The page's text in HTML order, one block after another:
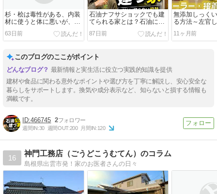
杉・桧は毒性がある、内装
材に使うと体に悪いが、構
造材に使おう
63日前
石油ナフサショックでも建
てられる家とは？石油に頼
らない設計
87日前
無添加しっく
る方法～左官
11ヶ月前
このブログのここがポイント
最新情報と実生活に役立つ実践的知識を提供
建材や食品に関わる意外なポイントや選び方を丁寧に解説し、安心安全な
暮らしをサポートします。換気や成分表示など、知らないと損する情報も
満載です。
466745 2
週間IN:30 週間OUT:200 月間IN:120
16
神門工務店（ごうどこうむてん）のコラム
島根県出雲市発！家のお医者さんの日々